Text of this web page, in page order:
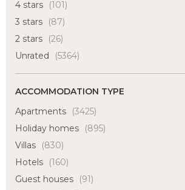
4 stars
(101)
3 stars
(87)
2 stars
(26)
Unrated
(5364)
ACCOMMODATION TYPE
Apartments
(3425)
Holiday homes
(895)
Villas
(830)
Hotels
(160)
Guest houses
(91)